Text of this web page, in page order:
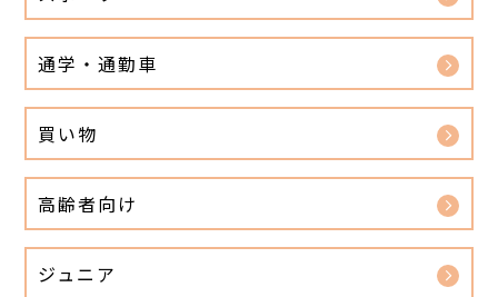
通学・通勤車
買い物
高齢者向け
ジュニア